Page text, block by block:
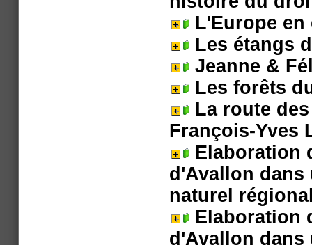
L'Europe en
Les étangs
Jeanne &
Les forêts
La route
François-Yves
Elaboration
d'Avallon dans
naturel
Elaboration
d'Avallon dans